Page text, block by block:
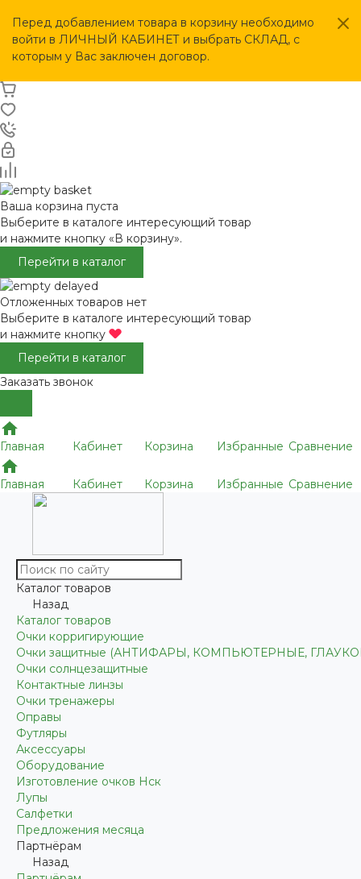
Перед добавлением товара в корзину необходимо
войти в ЛИЧНЫЙ КАБИНЕТ и выбрать СКЛАД, с
которым у Вас заключен договор.
Ваша корзина пуста
Выберите в каталоге интересующий товар
и нажмите кнопку «В корзину».
Перейти в каталог
Отложенных товаров нет
Выберите в каталоге интересующий товар
и нажмите кнопку
Перейти в каталог
Заказать звонок
Главная Кабинет Корзина Избранные Сравнение
Главная Кабинет Корзина Избранные Сравнение
Каталог товаров
Назад
Каталог товаров
Очки корригирующие
Очки защитные (АНТИФАРЫ, КОМПЬЮТЕРНЫЕ,
Очки солнцезащитные
Контактные линзы
Очки тренажеры
Оправы
Футляры
Аксессуары
Оборудование
Изготовление очков Нск
Лупы
Салфетки
Предложения месяца
Партнёрам
Назад